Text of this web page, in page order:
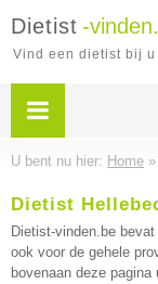
Dietist -
Vind een dietist bij
U bent nu hier: Home »
Dietist
Dietist-vinden.be
ook voor de gehele
bovenaan deze